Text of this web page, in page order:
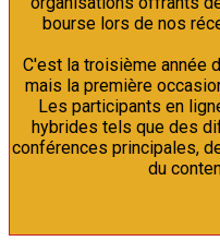
bourse lors de nos
C'est la troisième année
mais la première
Les participants en
hybrides tels que des
conférences principales,
du